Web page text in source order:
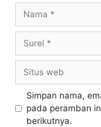
Simpan nama,
pada peramban
berikutnya.